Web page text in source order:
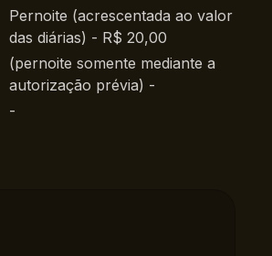
Pernoite (acrescentada ao valor
das diárias) - R$ 20,00
(pernoite somente mediante a
autorização prévia) -
-